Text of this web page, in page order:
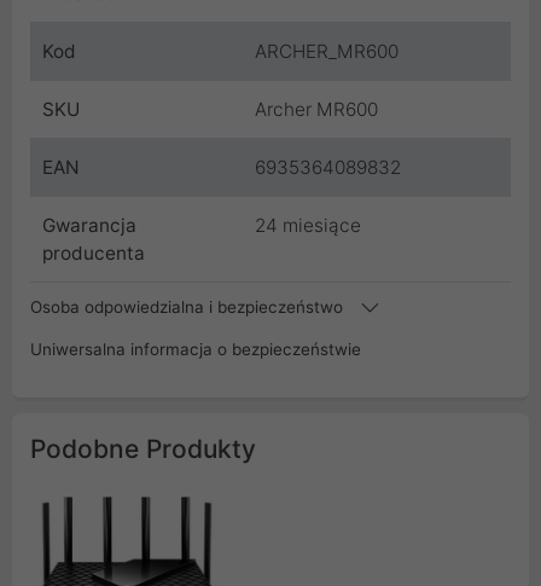
Kod ARCHER_MR600
SKU Archer MR600
EAN 6935364089832
Gwarancja
producenta
24 miesiące
Osoba odpowiedzialna i bezpieczeństwo
Uniwersalna informacja o bezpieczeństwie
Podobne Produkty